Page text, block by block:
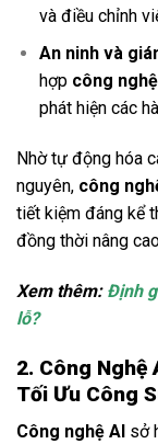
và điều chỉnh
An ninh và
hợp công nghệ
phát hiện các
Nhờ tự động hóa
nguyên, công
tiết kiệm đáng kể
đồng thời nâng
Xem thêm: Định
lỗ?
2. Công Nghệ
Tối Ưu Công
Công nghệ AI sở